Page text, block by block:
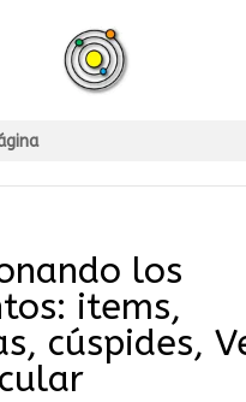
los
items,
cúspides,